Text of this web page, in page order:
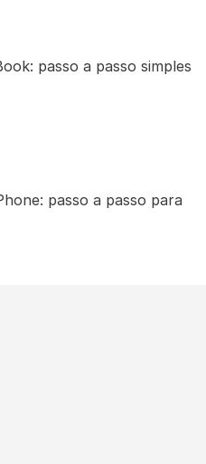
passo a passo simples
passo a passo para